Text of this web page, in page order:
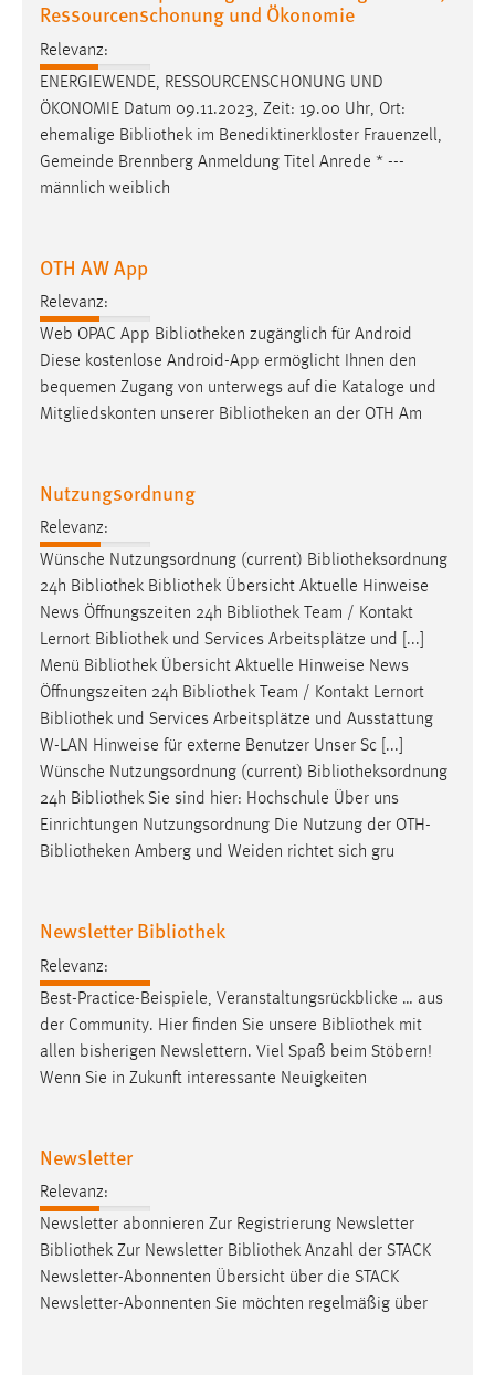
Ressourcenschonung und Ökonomie
Relevanz:
ENERGIEWENDE, RESSOURCENSCHONUNG UND
ÖKONOMIE Datum 09.11.2023, Zeit: 19.00 Uhr, Ort:
ehemalige Bibliothek im Benediktinerkloster Frauenzell,
Gemeinde Brennberg Anmeldung Titel Anrede * ---
männlich weiblich
OTH AW App
Relevanz:
Web OPAC App Bibliotheken zugänglich für Android
Diese kostenlose Android-App ermöglicht Ihnen den
bequemen Zugang von unterwegs auf die Kataloge und
Mitgliedskonten unserer Bibliotheken an der OTH Am
Nutzungsordnung
Relevanz:
Wünsche Nutzungsordnung (current) Bibliotheksordnung
24h Bibliothek Bibliothek Übersicht Aktuelle Hinweise
News Öffnungszeiten 24h Bibliothek Team / Kontakt
Lernort Bibliothek und Services Arbeitsplätze und [...]
Menü Bibliothek Übersicht Aktuelle Hinweise News
Öffnungszeiten 24h Bibliothek Team / Kontakt Lernort
Bibliothek und Services Arbeitsplätze und Ausstattung
W-LAN Hinweise für externe Benutzer Unser Sc [...]
Wünsche Nutzungsordnung (current) Bibliotheksordnung
24h Bibliothek Sie sind hier: Hochschule Über uns
Einrichtungen Nutzungsordnung Die Nutzung der OTH-
Bibliotheken Amberg und Weiden richtet sich gru
Newsletter Bibliothek
Relevanz:
Best-Practice-Beispiele, Veranstaltungsrückblicke … aus
der Community. Hier finden Sie unsere Bibliothek mit
allen bisherigen Newslettern. Viel Spaß beim Stöbern!
Wenn Sie in Zukunft interessante Neuigkeiten
Newsletter
Relevanz:
Newsletter abonnieren Zur Registrierung Newsletter
Bibliothek Zur Newsletter Bibliothek Anzahl der STACK
Newsletter-Abonnenten Übersicht über die STACK
Newsletter-Abonnenten Sie möchten regelmäßig über